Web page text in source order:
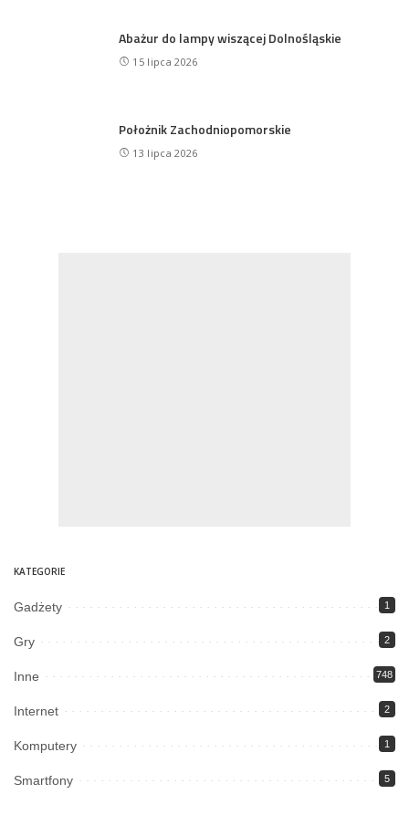
Abażur do lampy wiszącej Dolnośląskie
15 lipca 2026
Położnik Zachodniopomorskie
13 lipca 2026
KATEGORIE
Gadżety 1
Gry 2
Inne 748
Internet 2
Komputery 1
Smartfony 5